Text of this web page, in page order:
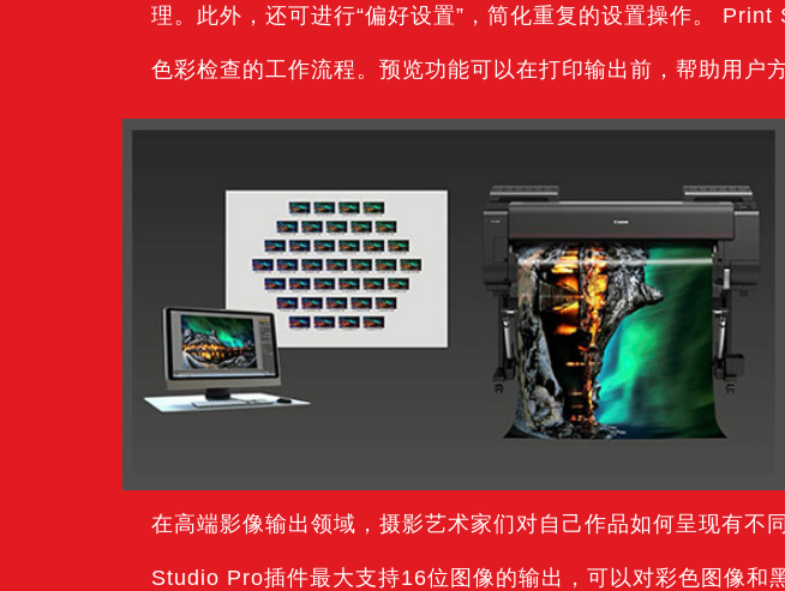
理。此外，还可进行“偏好设置”，简化重复的设置操作。
色彩检查的工作流程。预览功能可以在打印输出前，帮助用户
在高端影像输出领域，摄影艺术家们对自己作品如何呈现有
Studio Pro插件最大支持16位图像的输出，可以对彩色图像和